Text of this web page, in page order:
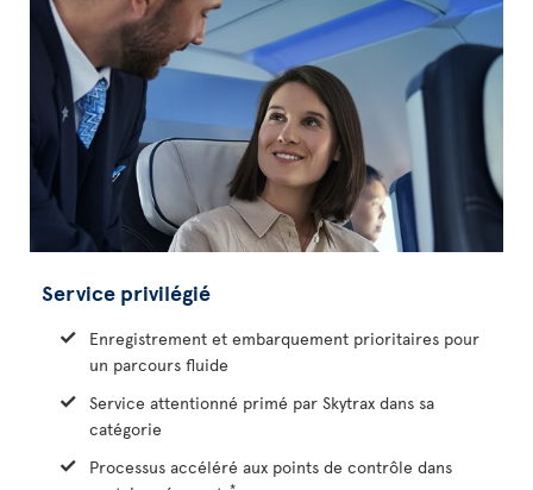
Service privilégié
Enregistrement et embarquement prioritaires pour
un parcours fluide
Service attentionné primé par Skytrax dans sa
catégorie
Processus accéléré aux points de contrôle dans